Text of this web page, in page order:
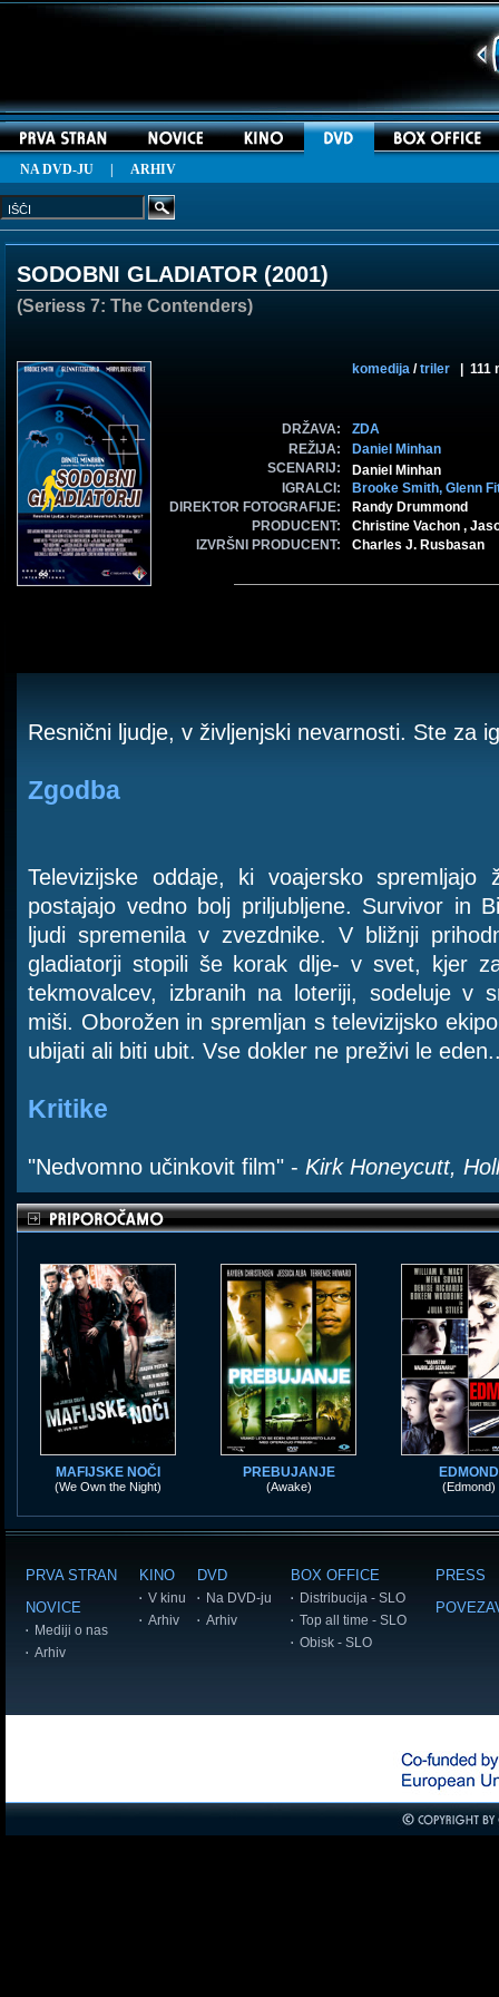
NA DVD-JU ARHIV
SODOBNI GLADIATOR (2001)
(Seriess 7: The Contenders)
komedija /triler | 111
DRŽAVA:
ZDA
REŽIJA:
Daniel Minhan
SCENARIJ:
Daniel Minhan
IGRALCI:
Brooke Smith, Glenn
DIREKTOR FOTOGRAFIJE:
Randy Drummond
PRODUCENT:
Christine Vachon ,
IZVRŠNI PRODUCENT:
Charles J. Rusbasan
Resnični ljudje, v življenjski nevarnosti. Ste za
Zgodba
Televizijske oddaje, ki voajersko spremljajo
postajajo vedno bolj priljubljene. Survivor in
ljudi spremenila v zvezdnike. V bližnji
gladiatorji stopili še korak dlje- v svet, kjer
tekmovalcev, izbranih na loteriji, sodeluje v
miši. Oborožen in spremljan s televizijsko
ubijati ali biti ubit. Vse dokler ne preživi le
Kritike
"Nedvomno učinkovit film" - Kirk Honeycutt,
MAFIJSKE NOČI
(We Own the Night)
PREBUJANJE
(Awake)
EDMOND
(Edmond)
PRVA STRAN
NOVICE
Mediji o nas
Arhiv
KINO
V kinu
Arhiv
DVD
Na DVD-ju
Arhiv
BOX OFFICE
Distribucija - SLO
Top all time - SLO
Obisk - SLO
PRESS